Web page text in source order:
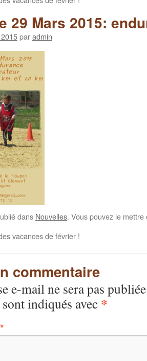
29 Mars 2015:
paradmin
dans Nouvelles. Vous pouvez le
vacances de février !
commentaire
e-mail ne sera pas
indiqués avec *
*